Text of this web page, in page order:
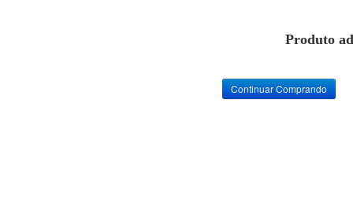
Produto
Continuar Comprando